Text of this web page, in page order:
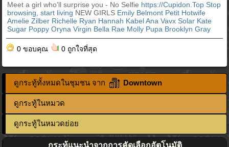
Meet a girl who'll surprise you - No Selfie https://Cupidon.Top Stop
browsing, start living NEW GIRLS Emily Belmont Petit Hotwife
Amelie Zilber Richelle Ryan Hannah Kabel Ana Vavx Solar Kate
Sugar Poppy Oryna Virgin Bella Rae Molly Pupa Brooklyn Gray
0 ขอบคุณ 0 ถูกใจที่สุด
ดูกระทู้ทั้งหมดในชุมชน จาก Downtown
ดูกระทู้ในหมวด
ดูกระทู้ในหมวดย่อย
กระทู้แนะนำจากการคัดเลือกอัตโนมัติ